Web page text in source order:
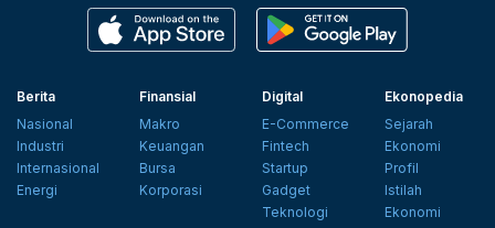
Berita
Nasional
Industri
Internasional
Energi
Finansial
Makro
Keuangan
Bursa
Korporasi
Digital
E-Commerce
Fintech
Startup
Gadget
Teknologi
Ekonopedia
Sejarah
Ekonomi
Profil
Istilah
Ekonomi